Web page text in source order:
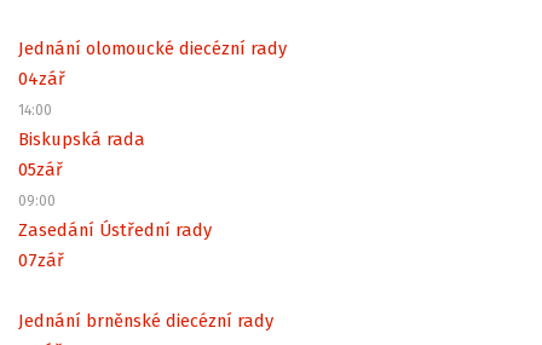
Jednání olomoucké diecézní rady
04zář
14:00
Biskupská rada
05zář
09:00
Zasedání Ústřední rady
07zář
Jednání brněnské diecézní rady